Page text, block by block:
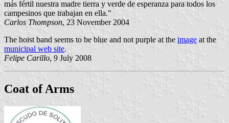
más fértil nuestra madre tierra y verde de esperanza para todos los
campesinos que trabajan en ella."
Carlos Thompson, 23 November 2004
The hoist band seems to be blue and not purple at the image at the
municipal web site.
Felipe Carillo, 9 July 2008
Coat of Arms